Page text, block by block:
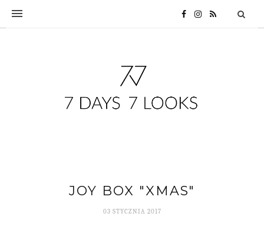
JOY BOX "XMAS"
03 STYCZNIA 2017